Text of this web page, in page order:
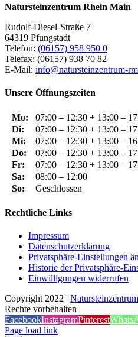
Natursteinzentrum Rhein Main
Rudolf-Diesel-Straße 7
64319 Pfungstadt
Telefon: (06157) 958 950 0
Telefax: (06157) 938 70 82
E-Mail: info@natursteinzentrum-
Unsere Öffnungszeiten
Mo:
07:00 – 12:30 + 13:00 –
Di:
07:00 – 12:30 + 13:00 –
Mi:
07:00 – 12:30 + 13:00 –
Do:
07:00 – 12:30 + 13:00 –
Fr:
07:00 – 12:30 + 13:00 –
Sa:
08:00 – 12:00
So:
Geschlossen
Rechtliche Links
Impressum
Datenschutzerklärung
Privatsphäre-Einstellungen
Historie der Privatsphäre-
Einwilligungen widerrufen
Copyright 2022 |
Rechte vorbehalten
FacebookInstagramPinterest
Page load link